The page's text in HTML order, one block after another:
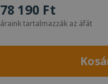
78 190 Ft
áraink tartalmazzák az áfát